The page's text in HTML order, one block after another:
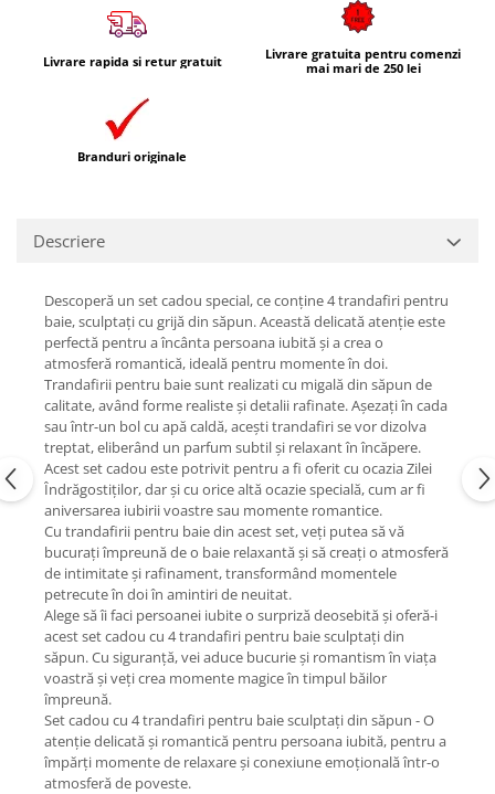
Livrare rapida si retur gratuit
Livrare gratuita pentru comenzi
mai mari de 250 lei
Branduri originale
Descriere
Descoperă un set cadou special, ce conține 4 trandafiri pentru
baie, sculptați cu grijă din săpun. Această delicată atenție este
perfectă pentru a încânta persoana iubită și a crea o
atmosferă romantică, ideală pentru momente în doi.
Trandafirii pentru baie sunt realizati cu migală din săpun de
calitate, având forme realiste și detalii rafinate. Așezați în cada
sau într-un bol cu apă caldă, acești trandafiri se vor dizolva
treptat, eliberând un parfum subtil și relaxant în încăpere.
Acest set cadou este potrivit pentru a fi oferit cu ocazia Zilei
Îndrăgostiților, dar și cu orice altă ocazie specială, cum ar fi
aniversarea iubirii voastre sau momente romantice.
Cu trandafirii pentru baie din acest set, veți putea să vă
bucurați împreună de o baie relaxantă și să creați o atmosferă
de intimitate și rafinament, transformând momentele
petrecute în doi în amintiri de neuitat.
Alege să îi faci persoanei iubite o surpriză deosebită și oferă-i
acest set cadou cu 4 trandafiri pentru baie sculptați din
săpun. Cu siguranță, vei aduce bucurie și romantism în viața
voastră și veți crea momente magice în timpul băilor
împreună.
Set cadou cu 4 trandafiri pentru baie sculptați din săpun - O
atenție delicată și romantică pentru persoana iubită, pentru a
împărți momente de relaxare și conexiune emoțională într-o
atmosferă de poveste.